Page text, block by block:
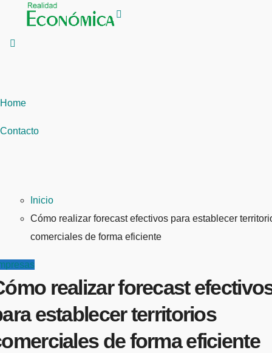
contenido
Home
Contacto
Inicio
Cómo realizar forecast efectivos para establecer
comerciales de forma eficiente
realizar forecast
establecer territorios
de forma eficiente